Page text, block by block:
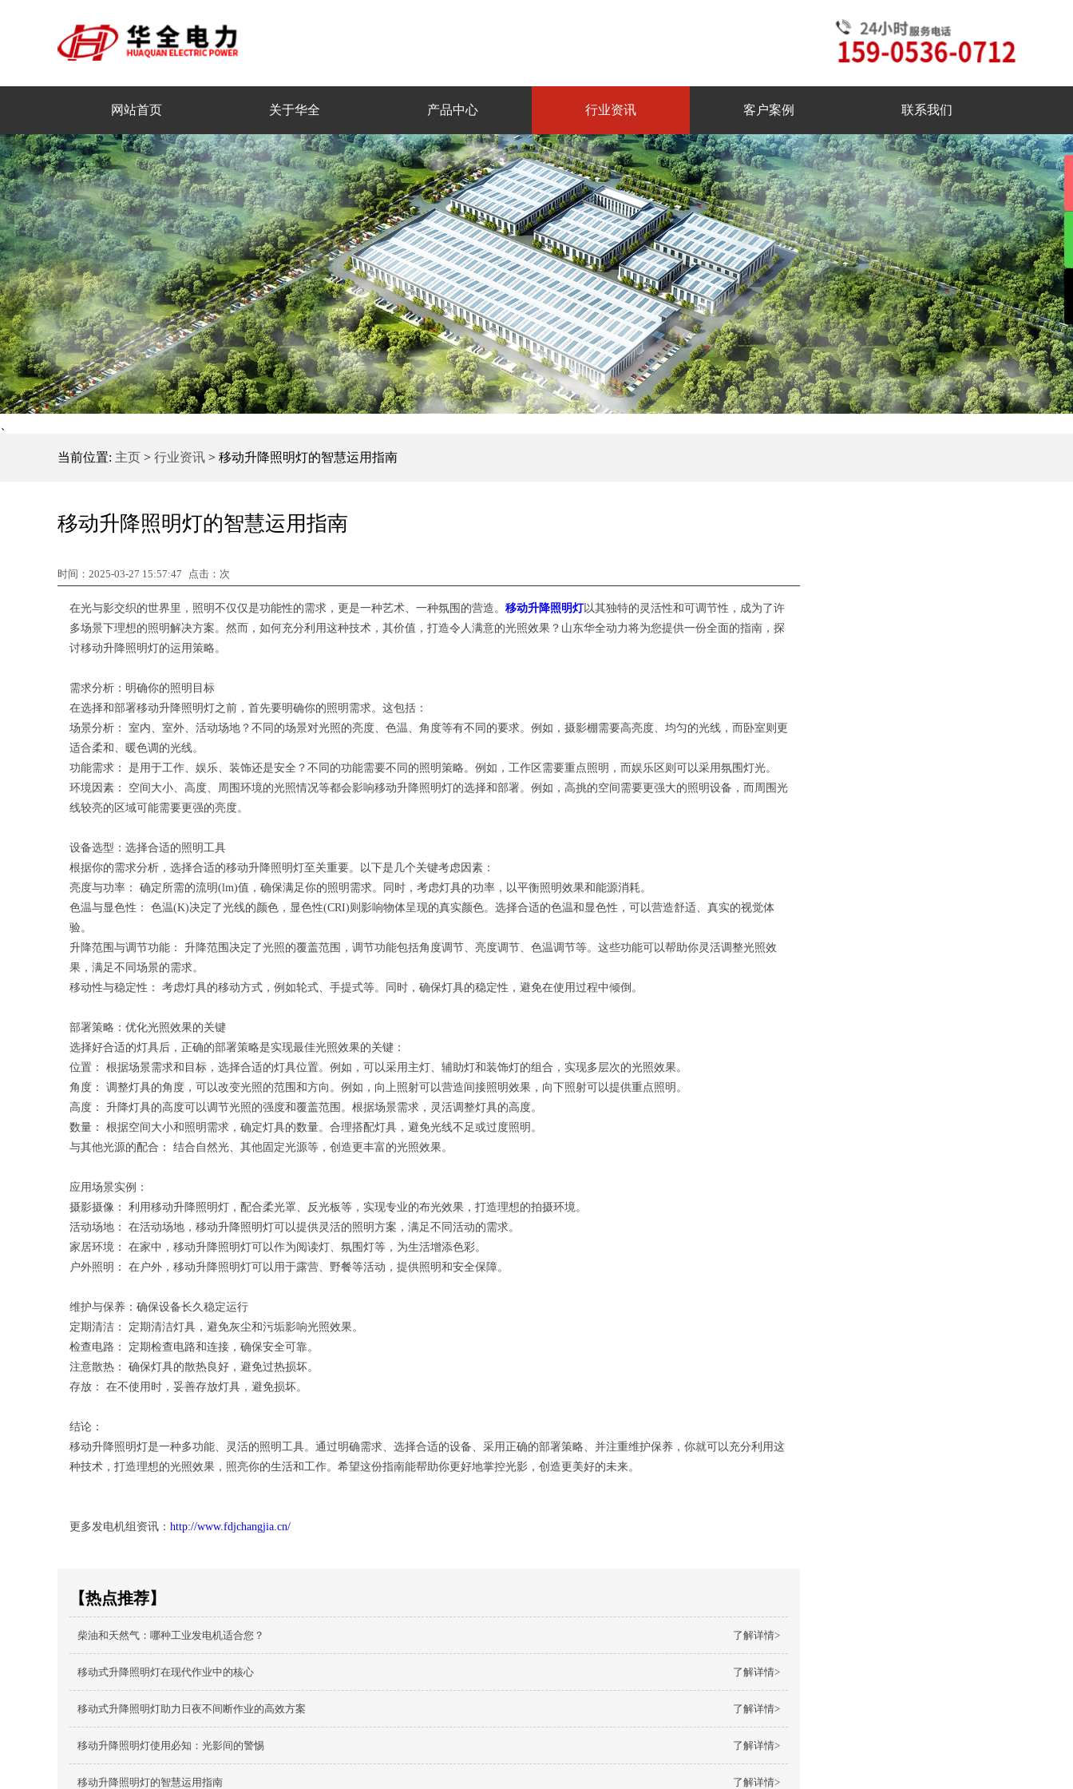
网站首页 关于华全 产品中心 行业资讯 客户案例 联系我们
当前位置: 主页 > 行业资讯 > 移动升降照明灯的智慧运用指南
移动升降照明灯的智慧运用指南
时间：2025-03-27 15:57:47 点击： 次
在光与影交织的世界里，照明不仅仅是功能性的需求，更是一种艺术、一种氛围的营造。 移动升降照明灯以其独特的灵活性和可调节性，成为了许
多场景下理想的照明解决方案。然而，如何充分利用这种技术，其价值，打造令人满意的光照效果？山东华全动力将为您提供一份全面的指南，探
讨移动升降照明灯的运用策略。
需求分析：明确你的照明目标
在选择和部署移动升降照明灯之前，首先要明确你的照明需求。这包括：
场景分析： 室内、室外、活动场地？不同的场景对光照的亮度、色温、角度等有不同的要求。例如，摄影棚需要高亮度、均匀的光线，而卧室则更
适合柔和、暖色调的光线。
功能需求： 是用于工作、娱乐、装饰还是安全？不同的功能需要不同的照明策略。例如，工作区需要重点照明，而娱乐区则可以采用氛围灯光。
环境因素： 空间大小、高度、周围环境的光照情况等都会影响移动升降照明灯的选择和部署。例如，高挑的空间需要更强大的照明设备，而周围光
线较亮的区域可能需要更强的亮度。
设备选型：选择合适的照明工具
根据你的需求分析，选择合适的移动升降照明灯至关重要。以下是几个关键考虑因素：
亮度与功率： 确定所需的流明(lm)值，确保满足你的照明需求。同时，考虑灯具的功率，以平衡照明效果和能源消耗。
色温与显色性： 色温(K)决定了光线的颜色，显色性(CRI)则影响物体呈现的真实颜色。选择合适的色温和显色性，可以营造舒适、真实的视觉体
验。
升降范围与调节功能： 升降范围决定了光照的覆盖范围，调节功能包括角度调节、亮度调节、色温调节等。这些功能可以帮助你灵活调整光照效
果，满足不同场景的需求。
移动性与稳定性： 考虑灯具的移动方式，例如轮式、手提式等。同时，确保灯具的稳定性，避免在使用过程中倾倒。
部署策略：优化光照效果的关键
选择好合适的灯具后，正确的部署策略是实现最佳光照效果的关键：
位置： 根据场景需求和目标，选择合适的灯具位置。例如，可以采用主灯、辅助灯和装饰灯的组合，实现多层次的光照效果。
角度： 调整灯具的角度，可以改变光照的范围和方向。例如，向上照射可以营造间接照明效果，向下照射可以提供重点照明。
高度： 升降灯具的高度可以调节光照的强度和覆盖范围。根据场景需求，灵活调整灯具的高度。
数量： 根据空间大小和照明需求，确定灯具的数量。合理搭配灯具，避免光线不足或过度照明。
与其他光源的配合： 结合自然光、其他固定光源等，创造更丰富的光照效果。
应用场景实例：
摄影摄像： 利用移动升降照明灯，配合柔光罩、反光板等，实现专业的布光效果，打造理想的拍摄环境。
活动场地： 在活动场地，移动升降照明灯可以提供灵活的照明方案，满足不同活动的需求。
家居环境： 在家中，移动升降照明灯可以作为阅读灯、氛围灯等，为生活增添色彩。
户外照明： 在户外，移动升降照明灯可以用于露营、野餐等活动，提供照明和安全保障。
维护与保养：确保设备长久稳定运行
定期清洁： 定期清洁灯具，避免灰尘和污垢影响光照效果。
检查电路： 定期检查电路和连接，确保安全可靠。
注意散热： 确保灯具的散热良好，避免过热损坏。
存放： 在不使用时，妥善存放灯具，避免损坏。
结论：
移动升降照明灯是一种多功能、灵活的照明工具。通过明确需求、选择合适的设备、采用正确的部署策略、并注重维护保养，你就可以充分利用这
种技术，打造理想的光照效果，照亮你的生活和工作。希望这份指南能帮助你更好地掌控光影，创造更美好的未来。
更多发电机组资讯： http://www.fdjchangjia.cn/
【热点推荐】
柴油和天然气：哪种工业发电机适合您？ 了解详情>
移动式升降照明灯在现代作业中的核心 了解详情>
移动式升降照明灯助力日夜不间断作业的高效方案 了解详情>
移动升降照明灯使用必知：光影间的警惕 了解详情>
移动升降照明灯的智慧运用指南 了解详情>